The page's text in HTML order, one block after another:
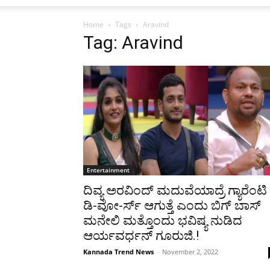
Home Tags Aravind
Tag: Aravind
Entertainment
ದಿವ್ಯ ಅರವಿಂದ್ ಮದುವೆಯಾದ್ರೆ ಗ್ಯಾರೆಂಟಿ
ಡಿ-ವೋ-ರ್ಸ್ ಆಗುತ್ತೆ ಎಂದು ಬಿಗ್ ಬಾಸ್
ಮನೇಲಿ ಮತ್ತೊಂದು ಭವಿಷ್ಯ ನುಡಿದ
ಆರ್ಯವರ್ಧನ್ ಗೂರುಜಿ.!
Kannada Trend News - November 2, 2022